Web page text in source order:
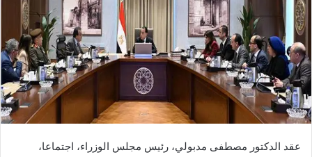
عقد الدكتور مصطفى مدبولي، رئيس مجلس الوزراء، اجتماعا،